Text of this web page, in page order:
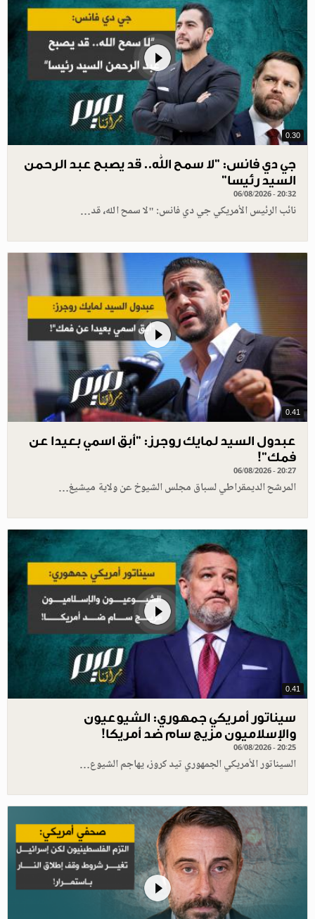
0.30
جي دي فانس: ”لا سمح الله.. قد يصبح عبد الرحمن
السيد رئيسا”
06/08/2026 - 20:32
نائب الرئيس الأمريكي جي دي فانس: "لا سمح الله، قد…
0.41
عبدول السيد لمايك روجرز: "أبق اسمي بعيدا عن
فمك"!
06/08/2026 - 20:27
المرشح الديمقراطي لسباق مجلس الشيوخ عن ولاية ميشيغ…
0.41
سيناتور أمريكي جمهوري: الشيوعيون
والإسلاميون مزيج سام ضد أمريكا!
06/08/2026 - 20:25
السيناتور الأمريكي الجمهوري تيد كروز، يهاجم الشيوع…